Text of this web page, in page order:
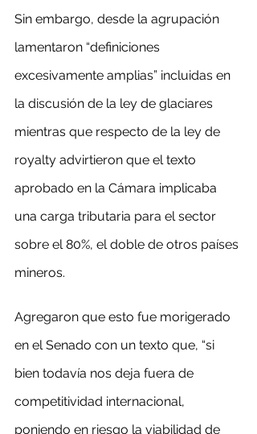
Sin embargo, desde la agrupación
lamentaron “definiciones
excesivamente amplias” incluidas en
la discusión de la ley de glaciares
mientras que respecto de la ley de
royalty advirtieron que el texto
aprobado en la Cámara implicaba
una carga tributaria para el sector
sobre el 80%, el doble de otros países
mineros.
Agregaron que esto fue morigerado
en el Senado con un texto que, “si
bien todavía nos deja fuera de
competitividad internacional,
poniendo en riesgo la viabilidad de